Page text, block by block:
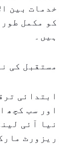
خدمات بین
کو مکمل
ہیں۔
مستقبل کی
ابتدائی
اور سب کچھ
نیا آئی
ریزورٹ